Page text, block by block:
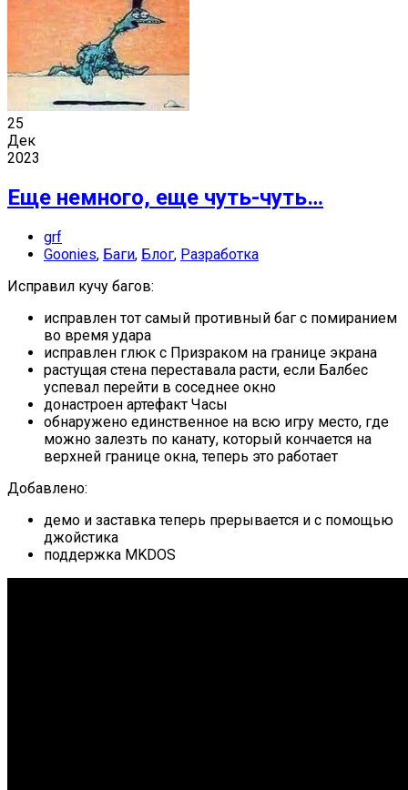
25
Дек
2023
Еще немного, еще чуть-чуть…
grf
Goonies, Баги, Блог, Разработка
Исправил кучу багов:
исправлен тот самый противный баг с помиранием
во время удара
исправлен глюк с Призраком на границе экрана
растущая стена переставала расти, если Балбес
успевал перейти в соседнее окно
донастроен артефакт Часы
обнаружено единственное на всю игру место, где
можно залезть по канату, который кончается на
верхней границе окна, теперь это работает
Добавлено:
демо и заставка теперь прерывается и с помощью
джойстика
поддержка MKDOS